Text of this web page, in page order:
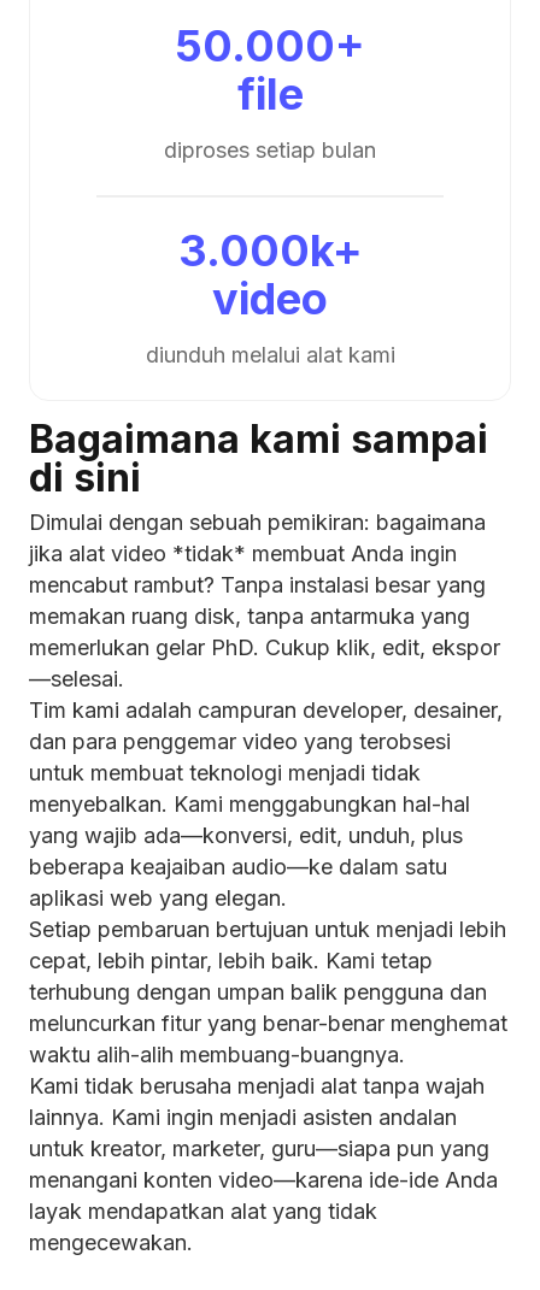
50.000+
file
diproses setiap bulan
3.000k+
video
diunduh melalui alat kami
Bagaimana kami sampai
di sini
Dimulai dengan sebuah pemikiran: bagaimana
jika alat video *tidak* membuat Anda ingin
mencabut rambut? Tanpa instalasi besar yang
memakan ruang disk, tanpa antarmuka yang
memerlukan gelar PhD. Cukup klik, edit, ekspor
—selesai.
Tim kami adalah campuran developer, desainer,
dan para penggemar video yang terobsesi
untuk membuat teknologi menjadi tidak
menyebalkan. Kami menggabungkan hal-hal
yang wajib ada—konversi, edit, unduh, plus
beberapa keajaiban audio—ke dalam satu
aplikasi web yang elegan.
Setiap pembaruan bertujuan untuk menjadi lebih
cepat, lebih pintar, lebih baik. Kami tetap
terhubung dengan umpan balik pengguna dan
meluncurkan fitur yang benar-benar menghemat
waktu alih-alih membuang-buangnya.
Kami tidak berusaha menjadi alat tanpa wajah
lainnya. Kami ingin menjadi asisten andalan
untuk kreator, marketer, guru—siapa pun yang
menangani konten video—karena ide-ide Anda
layak mendapatkan alat yang tidak
mengecewakan.